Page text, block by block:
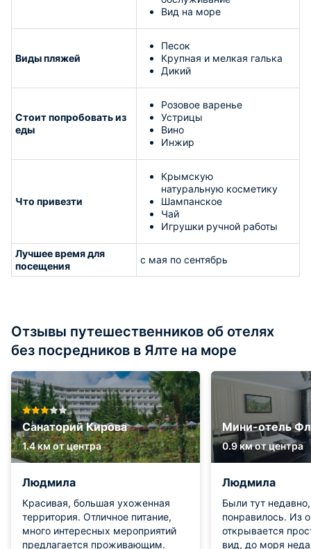
Вид на море
Виды пляжей
Песок
Крупная и мелкая галька
Дикий
Стоит попробовать из
еды
Розовое варенье
Устрицы
Вино
Инжир
Что привезти
Крымскую
натуральную косметику
Шампанское
Чай
Игрушки ручной работы
Лучшее время для
посещения
с мая по сентябрь
Отзывы путешественников об отелях
без посредников в Ялте на море
Санаторий Кирова
1.4 км от центра
Людмила
Красивая, большая ухоженная
территория. Отличное питание,
много интересных мероприятий
предлагается проживающим.
Мини-отель
0.9 км от центра
Людмила
Были тут
понравилось. Из
открывается
вид, до моря